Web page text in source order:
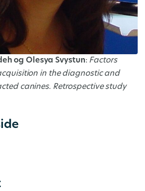
og Olesya Svystun: Factors
in the diagnostic and
canines. Retrospective study